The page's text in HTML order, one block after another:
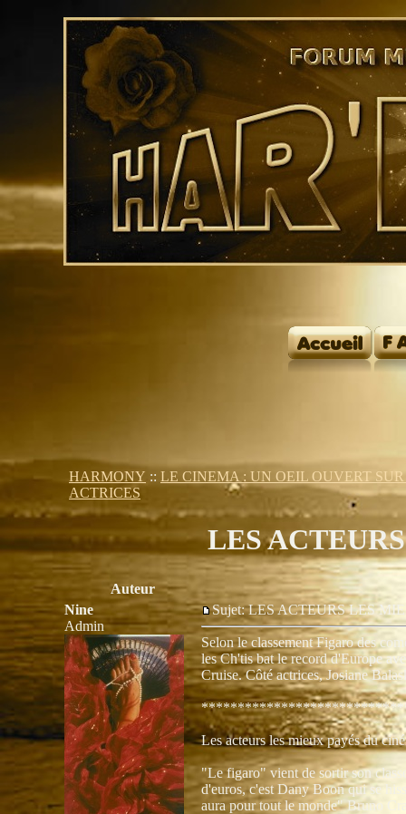
HARMONY :: LE CINEMA : UN OEIL OUVERT
ACTRICES
LES
Auteur
Nine
Admin
Sujet: LES ACTEURS LES
Selon le classement Figaro des
les Ch'tis bat le record d'Europe
Cruise. Côté actrices, Josiane
Les acteurs les mieux payés du
"Le figaro" vient de sortir son
d'euros, c'est Dany Boon qui se
aura pour tout le monde" Bruno